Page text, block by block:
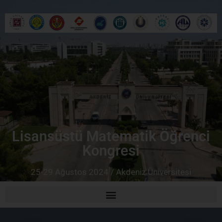
Lisansüstü Matematik Öğrenci
Kongresi
25-29 Ağustos 2024 / Akdeniz Üniversitesi